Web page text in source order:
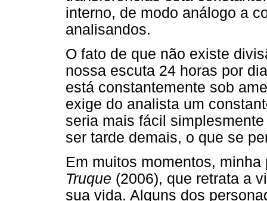
interno, de modo análogo a
analisandos.
O fato de que não existe
nossa escuta 24 horas por
está constantemente sob
exige do analista um
seria mais fácil
ser tarde demais, o que se
Em muitos momentos,
Truque (2006), que retrata a
sua vida. Alguns dos